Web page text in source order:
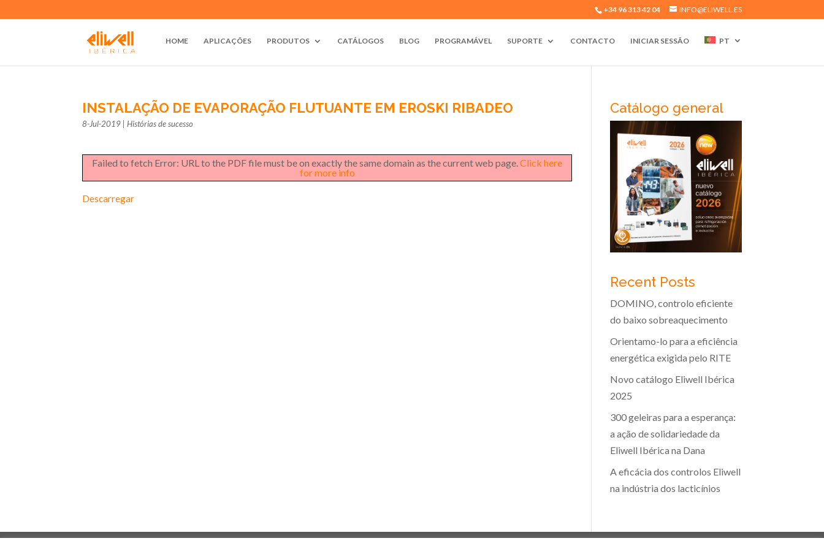
+34 96 313 42 04 INFO@ELIWELL.ES
HOME APLICAÇÕES PRODUTOS CATÁLOGOS BLOG PROGRAMÁVEL SUPORTE CONTACTO INICIAR SESSÃO PT
INSTALAÇÃO DE EVAPORAÇÃO FLUTUANTE EM EROSKI RIBADEO
8-Jul-2019 |Histórias de sucesso
Failed to fetch Error: URL to the PDF file must be on exactly the same domain as the current web page.Click here
for more info
Descarregar
Catálogo general
Recent Posts
DOMINO, controlo eficiente
do baixo sobreaquecimento
Orientamo-lo para a eficiência
energética exigida pelo RITE
Novo catálogo Eliwell Ibérica
2025
300 geleiras para a esperança:
a ação de solidariedade da
Eliwell Ibérica na Dana
A eficácia dos controlos Eliwell
na indústria dos lacticínios